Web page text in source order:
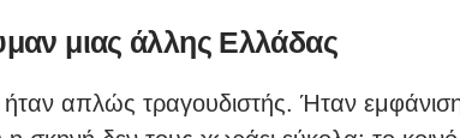
μιας άλλης Ελλάδας
απλώς τραγουδιστής. Ήταν